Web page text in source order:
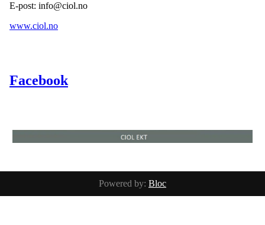
E-post: info@ciol.no
www.ciol.no
Facebook
Powered by: Bloc